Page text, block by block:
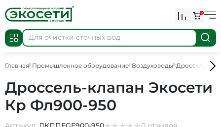
0
Главная Промышленное оборудование Воздуховоды Дроссель-
Дроссель-клапан Экосети
Кр Фл900-950